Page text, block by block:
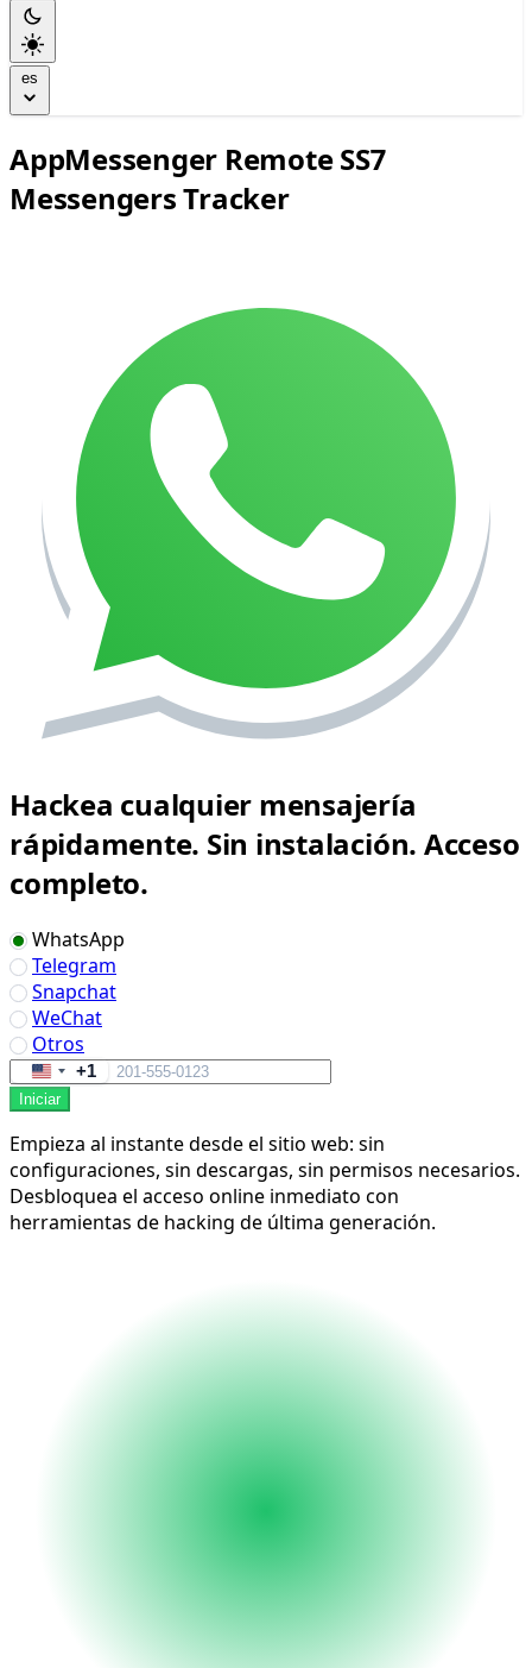
es
AppMessenger Remote SS7
Messengers Tracker
Hackea cualquier mensajería
rápidamente. Sin instalación. Acceso
completo.
WhatsApp
Telegram
Snapchat
WeChat
Otros
United
States
+1
Iniciar
Empieza al instante desde el sitio web: sin
configuraciones, sin descargas, sin permisos necesarios.
Desbloquea el acceso online inmediato con
herramientas de hacking de última generación.